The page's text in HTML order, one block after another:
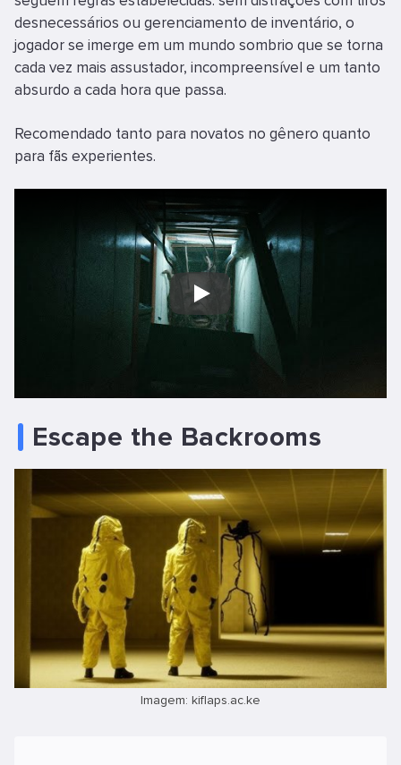
desnecessários ou gerenciamento de inventário, o
jogador se imerge em um mundo sombrio que se torna
cada vez mais assustador, incompreensível e um tanto
absurdo a cada hora que passa.
Recomendado tanto para novatos no gênero quanto
para fãs experientes.
Play
Escape the Backrooms
Imagem: kiflaps.ac.ke